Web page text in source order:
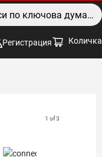
Регистрация Количка
1 of 3